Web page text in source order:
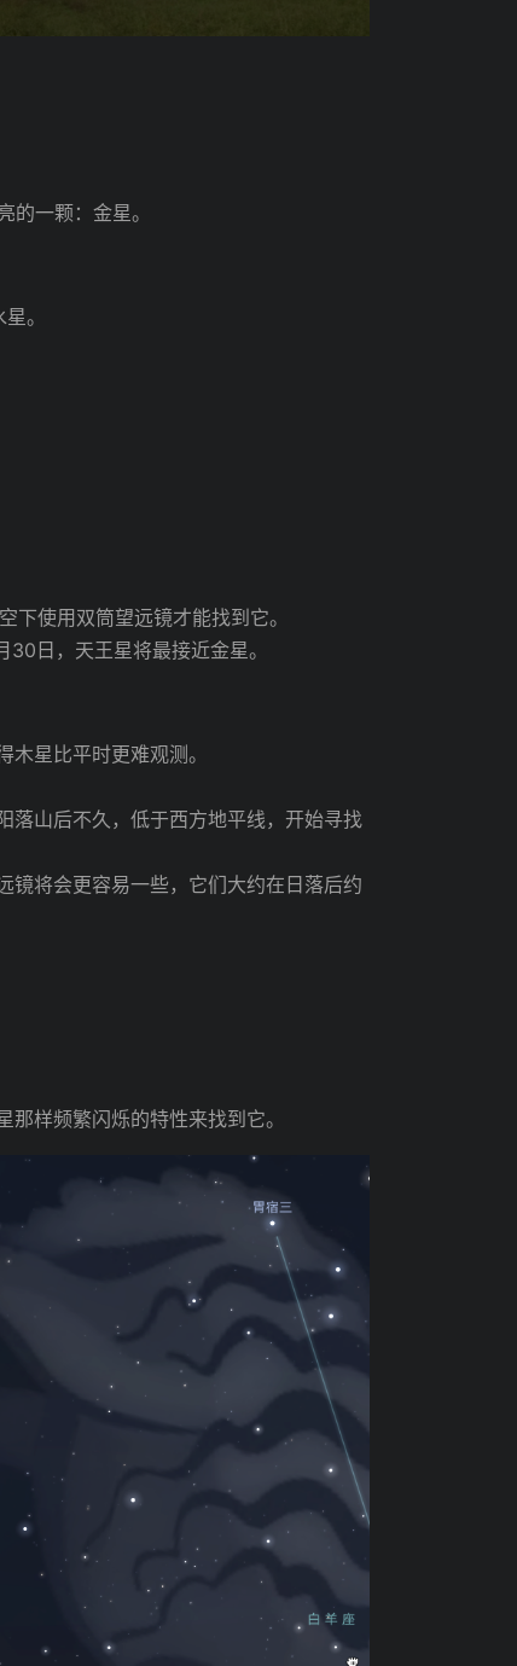
一颗：金星。
。
使用双筒望远镜才能找到它。
日，天王星将最接近金星。
星比平时更难观测。
落山后不久，低于西方地平线，开始寻找
镜将会更容易一些，它们大约在日落后约
样频繁闪烁的特性来找到它。